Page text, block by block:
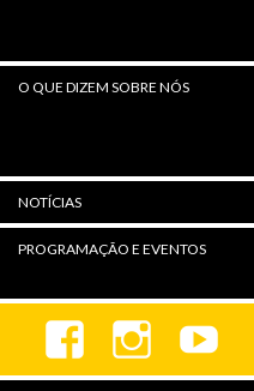
O QUE DIZEM SOBRE NÓS
NOTÍCIAS
PROGRAMAÇÃO E EVENTOS